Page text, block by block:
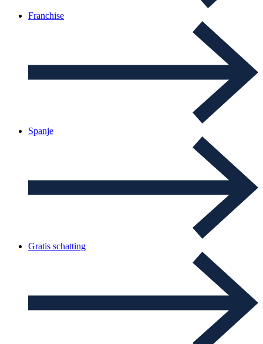
Franchise
Spanje
Gratis schatting